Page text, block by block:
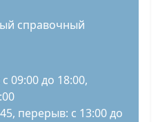
справочный
09:00 до 18:00,
перерыв: с 13:00 до